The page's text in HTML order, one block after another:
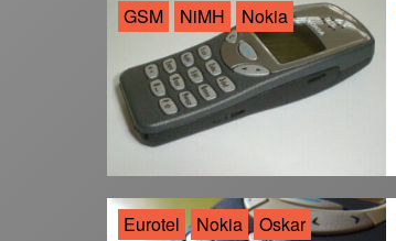
GSM NiMH Nokia
Eurotel Nokia
Oskar